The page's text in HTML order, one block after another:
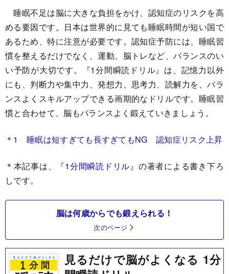
睡眠不足は脳に大きな負担をかけ、認知症のリスクを高
める要因です。日本は世界的に見ても睡眠時間が短い国で
あるため、特に注意が必要です。認知症予防には、睡眠習
慣を整えるだけでなく、運動、脳トレなど、バランスのい
い予防が大切です。『1分間瞬読ドリル』は、記憶力以外
にも、判断力や集中力、発想力、思考力、読解力を、バラ
ンスよくスキルアップできる画期的なドリルです。睡眠習
慣と合わせて、脳もバランスよく鍛えていきましょう。
＊1 睡眠は短すぎても長すぎてもNG 認知症リスク上昇
＊本記事は、 『1分間瞬読ドリル』 の著者による書き下ろ
しです。
脳は何歳からでも鍛えられる！
次のページ
見るだけで脳がよくなる 1分